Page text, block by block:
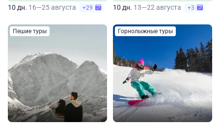
10 дн. 16—25 августа +29 10 дн. 13—22 августа +3
Пешие туры Горнолыжные туры